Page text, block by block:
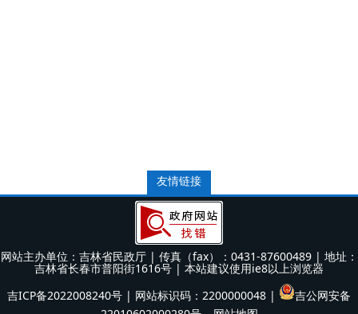
友情链接
网站主办单位：吉林省民政厅 | 传真（fax）：0431-87600489 | 地址：
吉林省长春市普阳街1616号 | 本站建议使用ie8以上浏览器
吉ICP备2022008240号 | 网站标识码：2200000048 |
吉公网安备